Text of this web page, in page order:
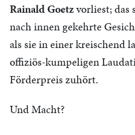
Rainald Goetzvorliest; das
nach innen gekehrte
als sie in einer kreischend
offiziös-kumpeligen
Förderpreis zuhört.
Und Macht?